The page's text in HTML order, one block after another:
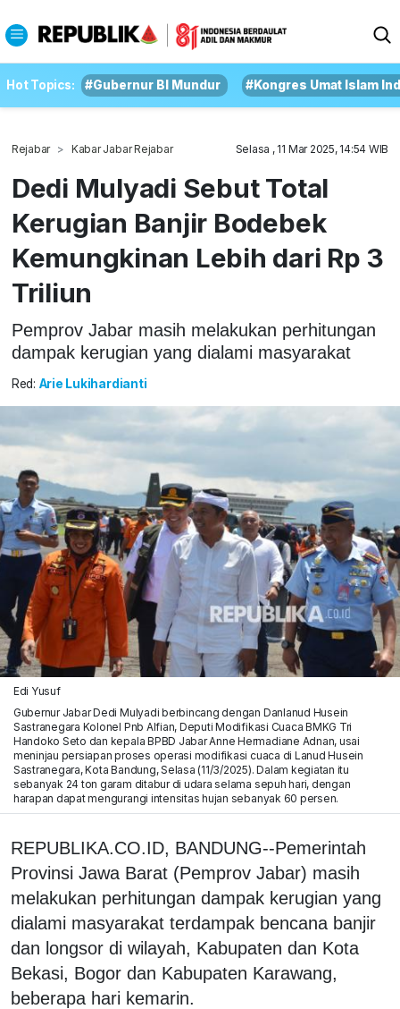
Hot Topics: #Gubernur BI Mundur #Kongres Umat Islam
Rejabar Kabar Jabar Rejabar Selasa , 11 Mar 2025, 14:54 WIB
Dedi Mulyadi Sebut Total
Kerugian Banjir Bodebek
Kemungkinan Lebih dari Rp 3
Triliun
Pemprov Jabar masih melakukan perhitungan
dampak kerugian yang dialami masyarakat
Red: Arie Lukihardianti
Edi Yusuf
Gubernur Jabar Dedi Mulyadi berbincang dengan Danlanud Husein
Sastranegara Kolonel Pnb Alfian, Deputi Modifikasi Cuaca BMKG Tri
Handoko Seto dan kepala BPBD Jabar Anne Hermadiane Adnan, usai
meninjau persiapan proses operasi modifikasi cuaca di Lanud Husein
Sastranegara, Kota Bandung, Selasa (11/3/2025). Dalam kegiatan itu
sebanyak 24 ton garam ditabur di udara selama sepuh hari, dengan
harapan dapat mengurangi intensitas hujan sebanyak 60 persen.
REPUBLIKA.CO.ID, BANDUNG--Pemerintah
Provinsi Jawa Barat (Pemprov Jabar) masih
melakukan perhitungan dampak kerugian yang
dialami masyarakat terdampak bencana banjir
dan longsor di wilayah, Kabupaten dan Kota
Bekasi, Bogor dan Kabupaten Karawang,
beberapa hari kemarin.